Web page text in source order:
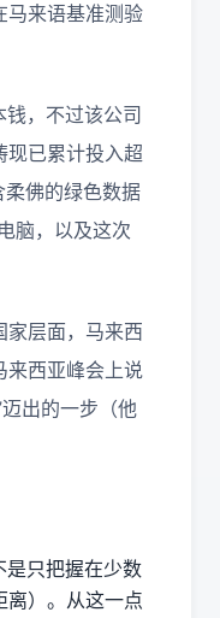
马来语基准测验
，不过该公司
现已累计投入超
佛的绿色数据
脑，以及这次
家层面，马来西
来西亚峰会上说
出的一步（他
是只把握在少数
离）。从这一点